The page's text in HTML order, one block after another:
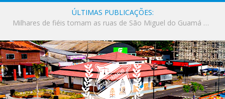
ÚLTIMAS PUBLICAÇÕES:
Milhares de fiéis tomam as ruas de São Miguel do Guamá em uma grande celebração de fé na Marcha para Jesus 2026.